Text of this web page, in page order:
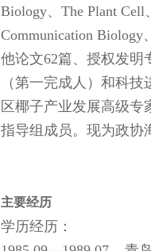
Biology、The Plant Cell
Communication Biology
他论文62篇、授权发明
（第一完成人）和科
区椰子产业发展高级
指导组成员。现为政协
主要经历
学历经历：